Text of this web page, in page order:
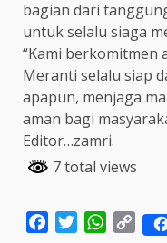
bagian dari
untuk selalu siaga
“Kami berkomitmen
Meranti selalu siap
apapun, menjaga
aman bagi
Editor…zamri.
7 total views
FacebookTwitter